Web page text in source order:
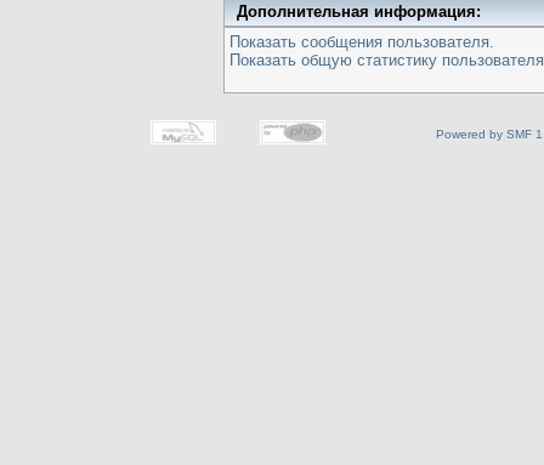
Дополнительная информация:
Показать сообщения пользователя.
Показать общую статистику
Powered by SMF